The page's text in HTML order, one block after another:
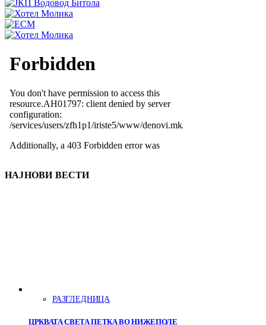
НАЈНОВИ ВЕСТИ
РАЗГЛЕДНИЦА
ЦРКВАТА СВЕТА ПЕТКА ВО НИЖЕПОЛЕ